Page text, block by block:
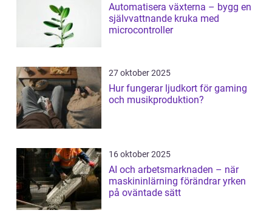
Automatisera växterna – bygg en
självvattnande kruka med
microcontroller
27 oktober 2025
Hur fungerar ljudkort för gaming
och musikproduktion?
16 oktober 2025
AI och arbetsmarknaden – när
maskininlärning förändrar yrken
på oväntade sätt